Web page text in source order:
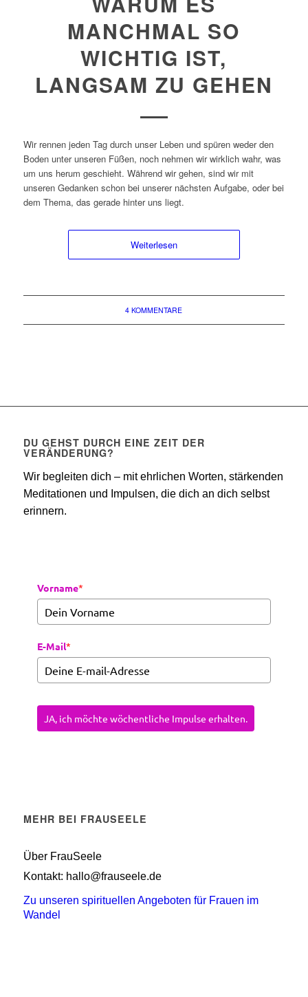
MANCHMAL SO
WICHTIG IST,
LANGSAM ZU GEHEN
Wir rennen jeden Tag durch unser Leben und spüren weder den
Boden unter unseren Füßen, noch nehmen wir wirklich wahr, was
um uns herum geschieht. Während wir gehen, sind wir mit
unseren Gedanken schon bei unserer nächsten Aufgabe, oder bei
dem Thema, das gerade hinter uns liegt.
Weiterlesen
4 KOMMENTARE
DU GEHST DURCH EINE ZEIT DER
VERÄNDERUNG?
Wir begleiten dich – mit ehrlichen Worten, stärkenden
Meditationen und Impulsen, die dich an dich selbst
erinnern.
Vorname*
E-Mail*
JA, ich möchte wöchentliche Impulse erhalten.
MEHR BEI FRAUSEELE
Über FrauSeele
Kontakt: hallo@frauseele.de
Zu unseren spirituellen Angeboten für Frauen im
Wandel